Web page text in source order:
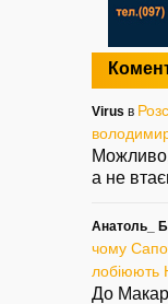
Virus в
а не
Анатоль_
чому
лобіюють
До